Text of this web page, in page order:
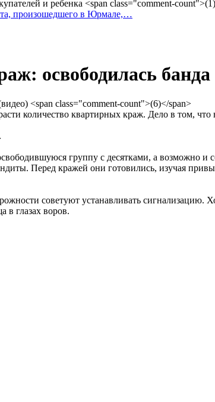
произошедшего в Юрмале,…
освободилась
количество квартирных краж. Дело в том,
группу с десятками, а возможно и
Перед кражей они готовились, изучая
советуют устанавливать сигнализацию.
в глазах воров.